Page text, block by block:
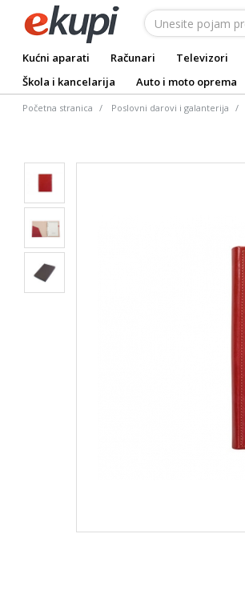
Kućni aparati Računari Televizori
Škola i kancelarija
Auto i moto oprema
Početna stranica Poslovni darovi i galanterija